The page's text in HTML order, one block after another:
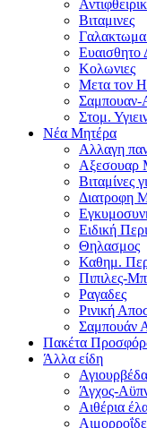
Βιταμινες
Ευαισθητο
Κολωνιες
Μετα τον
Σαμπουαν-
Στομ.
Νέα Μητέρα
Αλλαγη
Αξεσουαρ
Βιταμίνες
Διατροφη
Ειδική
Θηλασμος
Καθημ.
Πιπιλες-
Ραγαδες
Ρινική
Σαμπουάν
Πακέτα
Άλλα είδη
Αγιουρβέδα
Άγχος-
Αιθέρια